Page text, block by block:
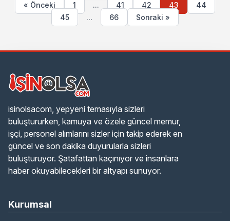
« Önceki 1 ... 41 42 43
44
45
... 66 Sonraki »
isinolsacom, yepyeni temasıyla sizleri
buluştururken, kamuya ve özele güncel memur,
işçi, personel alımlarını sizler için takip ederek en
güncel ve son dakika duyurularla sizleri
buluşturuyor. Şatafattan kaçınıyor ve insanlara
haber okuyabilecekleri bir altyapı sunuyor.
Kurumsal